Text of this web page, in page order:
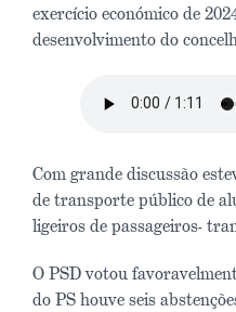
exercício económico de
desenvolvimento do
Com grande discussão
de transporte público de
ligeiros de passageiros-
O PSD votou
do PS houve seis